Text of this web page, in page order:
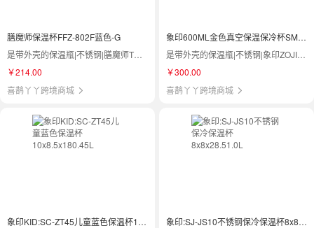
膳魔师保温杯FFZ-802F蓝色-G
￥214.00
喜鹊丫丫跨境商城
象印600ML金色真空保温保冷杯SM-TA60DM
￥300.00
喜鹊丫丫跨境商城
象印KID:SC-ZT45儿童蓝色保温杯10x8.5x180.45L
象印:SJ-JS10不锈钢保冷保温杯8x8x28.51.0L